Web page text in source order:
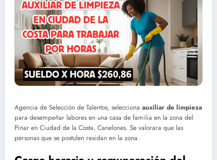
Agencia de Selección de Talentos, selecciona auxiliar de limpieza
para desempeñar labores en una casa de familia en la zona del
Pinar en Ciudad de la Costa, Canelones. Se valorara que las
personas que se postulen residan en la zona.